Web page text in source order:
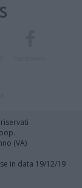
(VA)
in data 19/12/19